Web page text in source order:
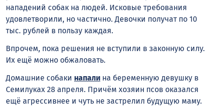
нападений собак на людей. Исковые требования
удовлетворили, но частично. Девочки получат по 10
тыс. рублей в пользу каждая.
Впрочем, пока решения не вступили в законную силу.
Их ещё можно обжаловать.
Домашние собаки напали на беременную девушку в
Семилуках 28 апреля. Причём хозяин псов оказался
ещё агрессивнее и чуть не застрелил будущую маму.